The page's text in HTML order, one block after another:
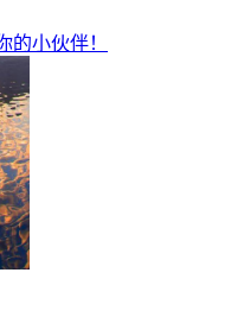
的小伙伴！